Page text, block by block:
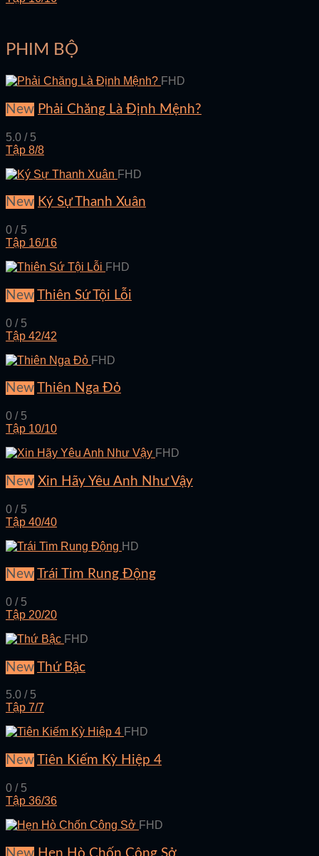
PHIM BỘ
FHD
New Phải Chăng Là Định Mệnh?
5.0 / 5
Tập 8/8
FHD
New Ký Sự Thanh Xuân
0 / 5
Tập 16/16
FHD
New Thiên Sứ Tội Lỗi
0 / 5
Tập 42/42
FHD
New Thiên Nga Đỏ
0 / 5
Tập 10/10
FHD
New Xin Hãy Yêu Anh Như Vậy
0 / 5
Tập 40/40
HD
New Trái Tim Rung Động
0 / 5
Tập 20/20
FHD
New Thứ Bậc
5.0 / 5
Tập 7/7
FHD
New Tiên Kiếm Kỳ Hiệp 4
0 / 5
Tập 36/36
FHD
New Hẹn Hò Chốn Công Sở